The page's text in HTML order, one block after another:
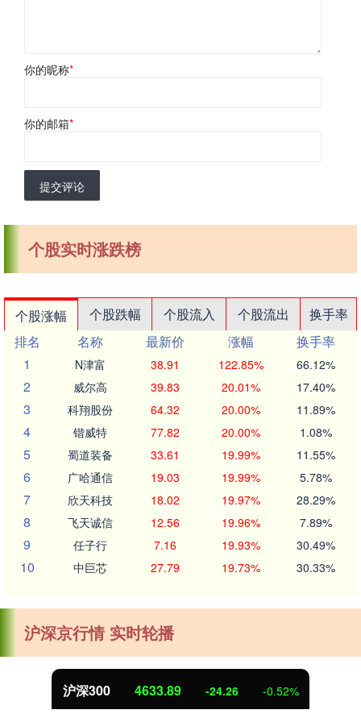
你的昵称*
你的邮箱*
提交评论
个股实时涨跌榜
个股涨幅 个股跌幅 个股流入 个股流出
换手率
排名
名称 最新价 涨幅
换手率
1
N津富 38.91 122.85% 66.12%
2 威尔高 39.83 20.01% 17.40%
3 科翔股份 64.32 20.00% 11.89%
4 锴威特 77.82 20.00% 1.08%
5 蜀道装备 33.61 19.99% 11.55%
6 广哈通信 19.03 19.99% 5.78%
7 欣天科技 18.02 19.97% 28.29%
8 飞天诚信 12.56 19.96% 7.89%
9 任子行 7.16 19.93% 30.49%
10 中巨芯 27.79 19.73% 30.33%
沪深京行情 实时轮播
沪深300 4633.89 -24.26 -0.52%